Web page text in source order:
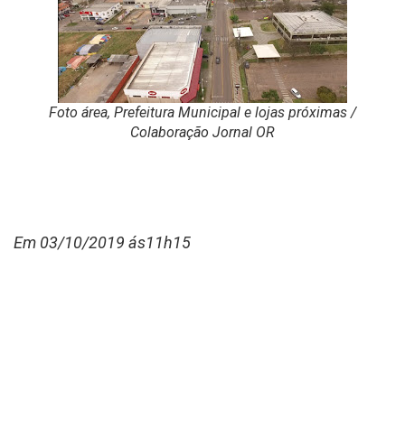
Foto área, Prefeitura Municipal e lojas próximas /
Colaboração Jornal OR
Em 03/10/2019 ás11h15